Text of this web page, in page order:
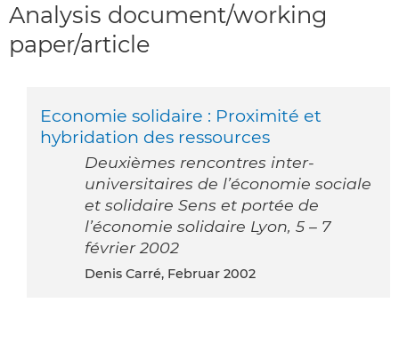
Analysis document/working
paper/article
Economie solidaire : Proximité et
hybridation des ressources
Deuxièmes rencontres inter-
universitaires de l’économie sociale
et solidaire Sens et portée de
l’économie solidaire Lyon, 5 – 7
février 2002
Denis Carré, Februar 2002